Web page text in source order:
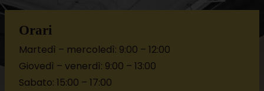
Orari
Martedì – mercoledì: 9:00 – 12:00
Giovedì – venerdì: 9:00 – 13:00
Sabato: 15:00 – 17:00